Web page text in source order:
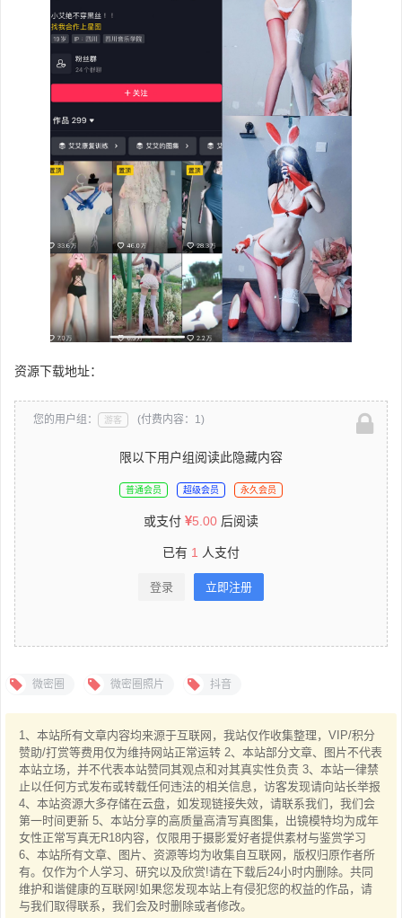
资源下载地址：
您的用户组： 游客 (付费内容：1)
限以下用户组阅读此隐藏内容
普通会员 超级会员 永久会员
或支付 5.00 后阅读
已有 1 人支付
登录 立即注册
微密圈 微密圈照片 抖音
1、本站所有文章内容均来源于互联网，我站仅作收集整理，VIP/积分
赞助/打赏等费用仅为维持网站正常运转 2、本站部分文章、图片不代表
本站立场，并不代表本站赞同其观点和对其真实性负责 3、本站一律禁
止以任何方式发布或转载任何违法的相关信息，访客发现请向站长举报
4、本站资源大多存储在云盘，如发现链接失效，请联系我们，我们会
第一时间更新 5、本站分享的高质量高清写真图集，出镜模特均为成年
女性正常写真无R18内容，仅限用于摄影爱好者提供素材与鉴赏学习
6、本站所有文章、图片、资源等均为收集自互联网，版权归原作者所
有。仅作为个人学习、研究以及欣赏!请在下载后24小时内删除。共同
维护和谐健康的互联网!如果您发现本站上有侵犯您的权益的作品，请
与我们取得联系，我们会及时删除或者修改。